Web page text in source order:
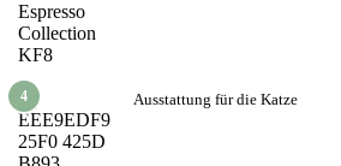
4 Ausstattung für die Katze